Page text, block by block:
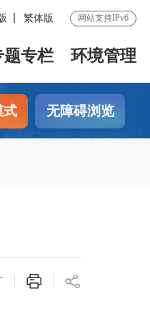
繁体版 网站支持IPv6
题专栏 环境管理
式 无障碍浏览